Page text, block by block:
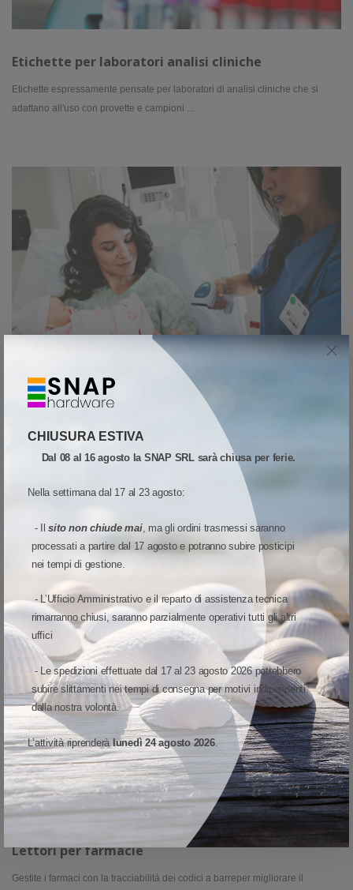
CHIUSURA ESTIVA
Dal 08 al 16 agosto la SNAP SRL sarà chiusa per ferie.
Nella settimana dal 17 al 23 agosto:
- Ilsito non chiude mai, ma gli ordini trasmessi saranno
processati a partire dal 17 agosto e potranno subire posticipi
nei tempi di gestione.
- L’Ufficio Amministrativo e il reparto di assistenza tecnica
rimarranno chiusi, saranno parzialmente operativi tutti gli altri
uffici
- Le spedizioni effettuate dal 17 al 23 agosto 2026 potrebbero
subire slittamenti nei tempi di consegna per motivi indipendenti
dalla nostra volontà.
L’attività riprenderàlunedì 24 agosto 2026.
Etichette per laboratori analisi cliniche
Etichette espressamente pensate per laboratori di analisi cliniche che si
adattano all'uso con provette e campioni ...
Lettori di barcode per applicazioni sanitarie
Gli scanner per il settore sanitario sono progettati per funzionare per tutto il
turno, per lavorare silenziosamente durante la notte e per offrire la massima
Lettori per farmacie
Gestite i farmaci con la tracciabilità dei codici a barreper migliorare il